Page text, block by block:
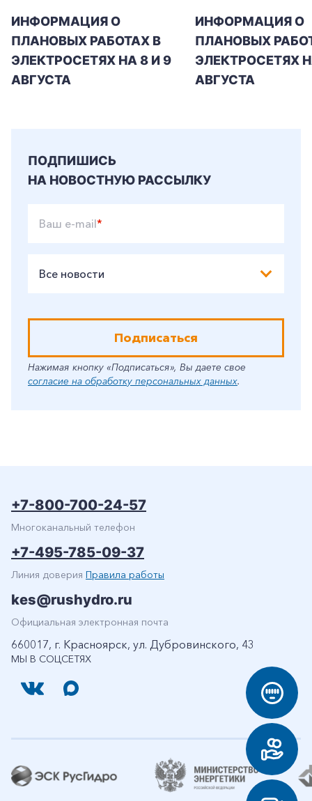
ИНФОРМАЦИЯ О
ПЛАНОВЫХ РАБОТАХ В
ЭЛЕКТРОСЕТЯХ НА 8 И 9
АВГУСТА
ИНФОРМАЦИЯ О
ПЛАНОВЫХ
ЭЛЕКТРОСЕТЯХ
АВГУСТА
ПОДПИШИСЬ
НА НОВОСТНУЮ РАССЫЛКУ
Ваш e-mail*
Все новости
Подписаться
Нажимая кнопку «Подписаться», Вы даете свое
согласие на обработку персональных данных.
МЫ В СОЦСЕТЯХ
+7-800-700-24-57
Многоканальный телефон
+7-495-785-09-37
Линия доверия Правила работы
kes@rushydro.ru
Официальная электронная почта
660017, г. Красноярск, ул. Дубровинского, 43